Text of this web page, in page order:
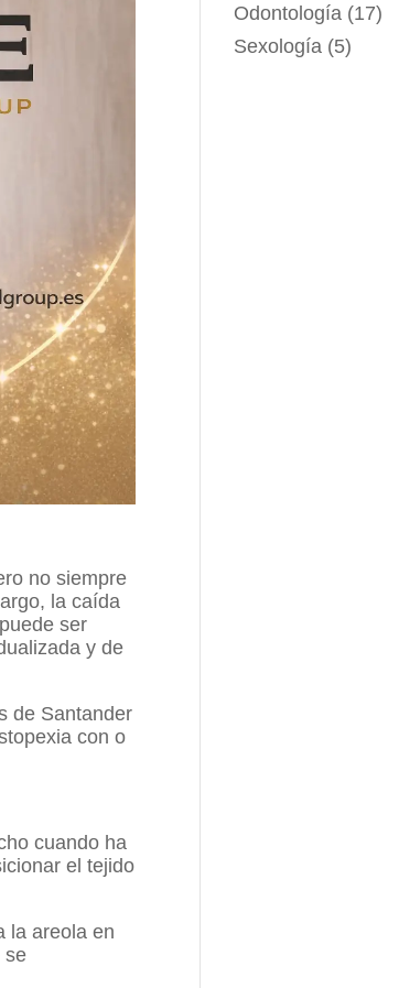
no siempre
la caída
ser
y de
de Santander
con o
cuando ha
el tejido
la areola en
se
Odontología (17)
Sexología (5)